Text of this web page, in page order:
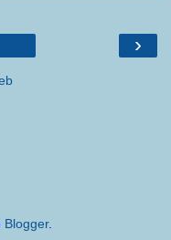
›
Blogger.